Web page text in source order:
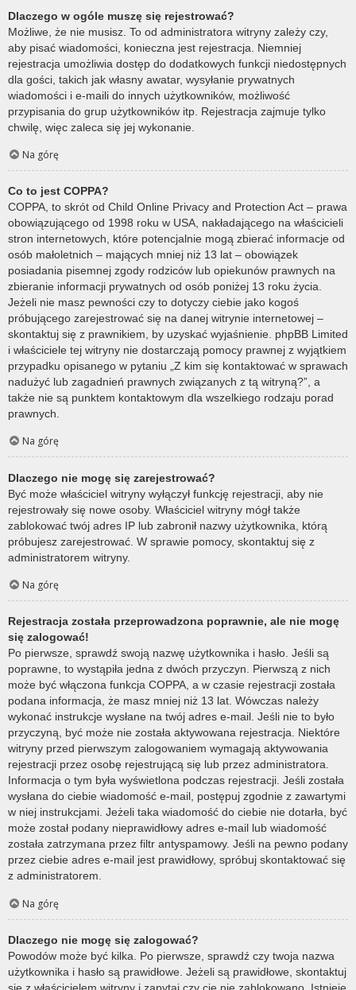
Dlaczego w ogóle muszę się rejestrować?
Możliwe, że nie musisz. To od administratora witryny zależy czy,
aby pisać wiadomości, konieczna jest rejestracja. Niemniej
rejestracja umożliwia dostęp do dodatkowych funkcji niedostępnych
dla gości, takich jak własny awatar, wysyłanie prywatnych
wiadomości i e-maili do innych użytkowników, możliwość
przypisania do grup użytkowników itp. Rejestracja zajmuje tylko
chwilę, więc zaleca się jej wykonanie.
Na górę
Co to jest COPPA?
COPPA, to skrót od Child Online Privacy and Protection Act – prawa
obowiązującego od 1998 roku w USA, nakładającego na właścicieli
stron internetowych, które potencjalnie mogą zbierać informacje od
osób małoletnich – mających mniej niż 13 lat – obowiązek
posiadania pisemnej zgody rodziców lub opiekunów prawnych na
zbieranie informacji prywatnych od osób poniżej 13 roku życia.
Jeżeli nie masz pewności czy to dotyczy ciebie jako kogoś
próbującego zarejestrować się na danej witrynie internetowej –
skontaktuj się z prawnikiem, by uzyskać wyjaśnienie. phpBB Limited
i właściciele tej witryny nie dostarczają pomocy prawnej z wyjątkiem
przypadku opisanego w pytaniu „Z kim się kontaktować w sprawach
nadużyć lub zagadnień prawnych związanych z tą witryną?”, a
także nie są punktem kontaktowym dla wszelkiego rodzaju porad
prawnych.
Na górę
Dlaczego nie mogę się zarejestrować?
Być może właściciel witryny wyłączył funkcję rejestracji, aby nie
rejestrowały się nowe osoby. Właściciel witryny mógł także
zablokować twój adres IP lub zabronił nazwy użytkownika, którą
próbujesz zarejestrować. W sprawie pomocy, skontaktuj się z
administratorem witryny.
Na górę
Rejestracja została przeprowadzona poprawnie, ale nie mogę
się zalogować!
Po pierwsze, sprawdź swoją nazwę użytkownika i hasło. Jeśli są
poprawne, to wystąpiła jedna z dwóch przyczyn. Pierwszą z nich
może być włączona funkcja COPPA, a w czasie rejestracji została
podana informacja, że masz mniej niż 13 lat. Wówczas należy
wykonać instrukcje wysłane na twój adres e-mail. Jeśli nie to było
przyczyną, być może nie została aktywowana rejestracja. Niektóre
witryny przed pierwszym zalogowaniem wymagają aktywowania
rejestracji przez osobę rejestrującą się lub przez administratora.
Informacja o tym była wyświetlona podczas rejestracji. Jeśli została
wysłana do ciebie wiadomość e-mail, postępuj zgodnie z zawartymi
w niej instrukcjami. Jeżeli taka wiadomość do ciebie nie dotarła, być
może został podany nieprawidłowy adres e-mail lub wiadomość
została zatrzymana przez filtr antyspamowy. Jeśli na pewno podany
przez ciebie adres e-mail jest prawidłowy, spróbuj skontaktować się
z administratorem.
Na górę
Dlaczego nie mogę się zalogować?
Powodów może być kilka. Po pierwsze, sprawdź czy twoja nazwa
użytkownika i hasło są prawidłowe. Jeżeli są prawidłowe, skontaktuj